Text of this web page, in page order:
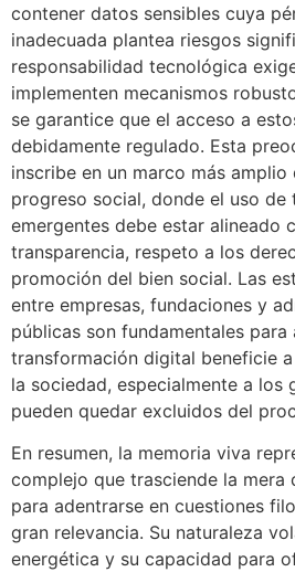
contener datos sensibles cuya
inadecuada plantea riesgos
responsabilidad tecnológica
implementen mecanismos
se garantice que el acceso a
debidamente regulado. Esta
inscribe en un marco más
progreso social, donde el uso de
emergentes debe estar alineado
transparencia, respeto a los
promoción del bien social. Las
entre empresas, fundaciones y
públicas son fundamentales para
transformación digital beneficie
la sociedad, especialmente a los
pueden quedar excluidos del
En resumen, la memoria viva
complejo que trasciende la mera
para adentrarse en cuestiones
gran relevancia. Su naturaleza
energética y su capacidad para